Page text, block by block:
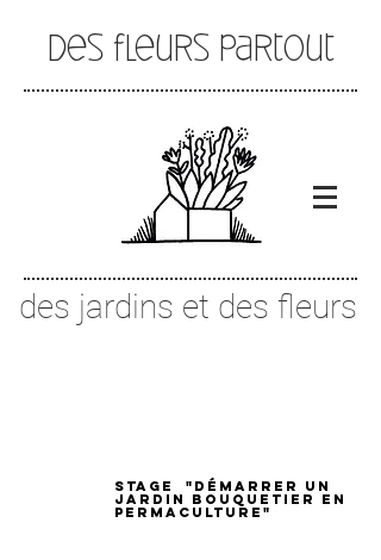
Des fleurs partout
des jardins et des fleurs
Stage "Démarrer un
jardin bouquetier en
permaculture"